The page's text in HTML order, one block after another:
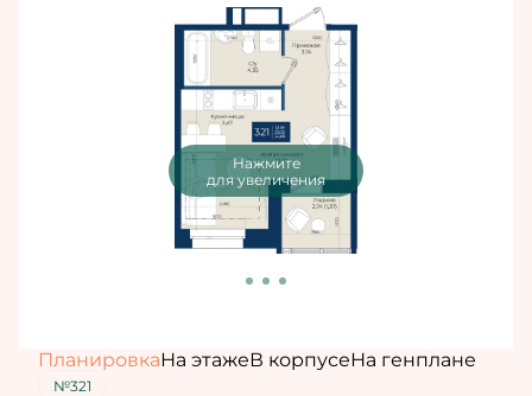
Нажмите
для увеличения
ПланировкаНа этажеВ корпусеНа генплане
№321